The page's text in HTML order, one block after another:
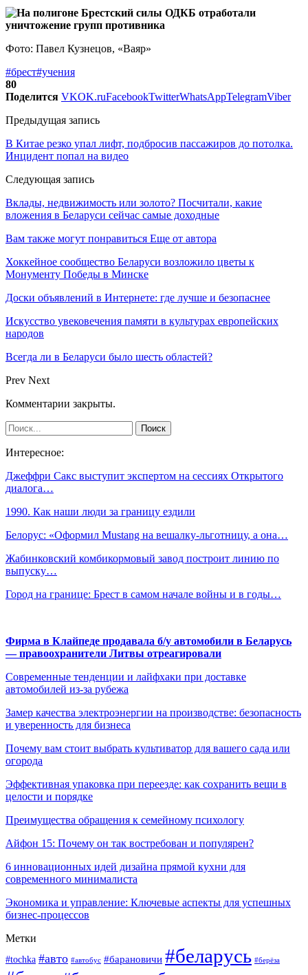
Фото: Павел Кузнецов, «Ваяр»
#брест#учения
80
Поделится VKOK.ruFacebookTwitterWhatsAppTelegramViber
Предыдущая запись
В Китае резко упал лифт, подбросив пассажиров до потолка.
Инцидент попал на видео
Следующая запись
Вклады, недвижимость или золото? Посчитали, какие
вложения в Беларуси сейчас самые доходные
Вам также могут понравиться Еще от автора
Хоккейное сообщество Беларуси возложило цветы к
Монументу Победы в Минске
Доски объявлений в Интернете: где лучше и безопаснее
Искусство увековечения памяти в культурах европейских
народов
Всегда ли в Беларуси было шесть областей?
Prev Next
Комментарии закрыты.
Интересное:
Джеффри Сакс выступит экспертом на сессиях Открытого
диалога…
1990. Как наши люди за границу ездили
Белорус: «Оформил Mustang на вешалку-льготницу, а она…
Жабинковский комбикормовый завод построит линию по
выпуску…
Город на границе: Брест в самом начале войны и в годы…
Фирма в Клайпеде продавала б/у автомобили в Беларусь
— правоохранители Литвы отреагировали
Современные тенденции и лайфхаки при доставке
автомобилей из-за рубежа
Замер качества электроэнергии на производстве: безопасность
и уверенность для бизнеса
Почему вам стоит выбрать культиватор для вашего сада или
огорода
Эффективная упаковка при переезде: как сохранить вещи в
целости и порядке
Преимущества обращения к семейному психологу
Айфон 15: Почему он так востребован и популярен?
6 инновационных идей дизайна прямой кухни для
современного минималиста
Экономика и управление: Ключевые аспекты для успешных
бизнес-процессов
Метки
#tochka #авто #автобус #барановичи #беларусь #берёза